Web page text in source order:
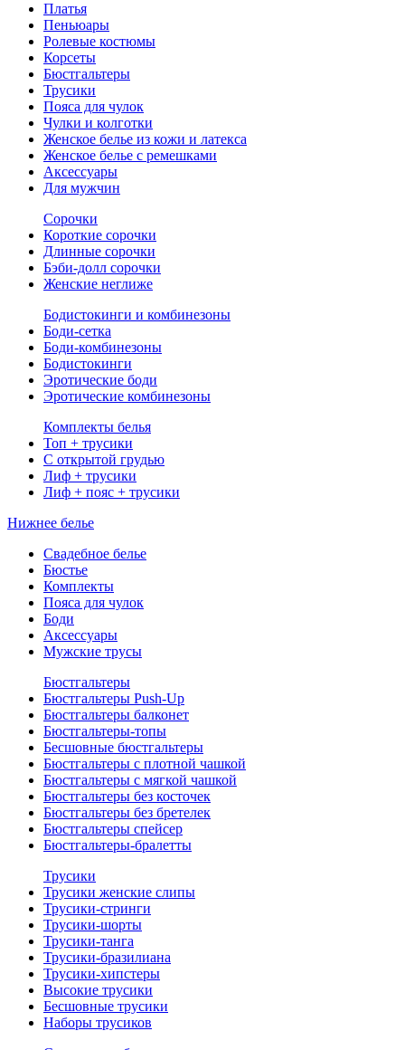
Платья
Пеньюары
Ролевые костюмы
Корсеты
Бюстгальтеры
Трусики
Пояса для чулок
Чулки и колготки
Женское белье из кожи и латекса
Женское белье с ремешками
Аксессуары
Для мужчин
Сорочки
Короткие сорочки
Длинные сорочки
Бэби-долл сорочки
Женские неглиже
Бодистокинги и комбинезоны
Боди-сетка
Боди-комбинезоны
Бодистокинги
Эротические боди
Эротические комбинезоны
Комплекты белья
Топ + трусики
С открытой грудью
Лиф + трусики
Лиф + пояс + трусики
Нижнее белье
Свадебное белье
Бюстье
Комплекты
Пояса для чулок
Боди
Аксессуары
Мужские трусы
Бюстгальтеры
Бюстгальтеры Push-Up
Бюстгальтеры балконет
Бюстгальтеры-топы
Бесшовные бюстгальтеры
Бюстгальтеры с плотной чашкой
Бюстгальтеры с мягкой чашкой
Бюстгальтеры без косточек
Бюстгальтеры без бретелек
Бюстгальтеры спейсер
Бюстгальтеры-бралетты
Трусики
Трусики женские слипы
Трусики-стринги
Трусики-шорты
Трусики-танга
Трусики-бразилиана
Трусики-хипстеры
Высокие трусики
Бесшовные трусики
Наборы трусиков